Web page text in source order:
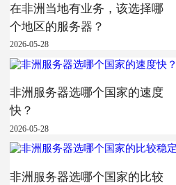
在非洲当地有业务，该选择哪
个地区的服务器？
2026-05-28
非洲服务器选哪个国家的速度
快？
2026-05-28
非洲服务器选哪个国家的比较